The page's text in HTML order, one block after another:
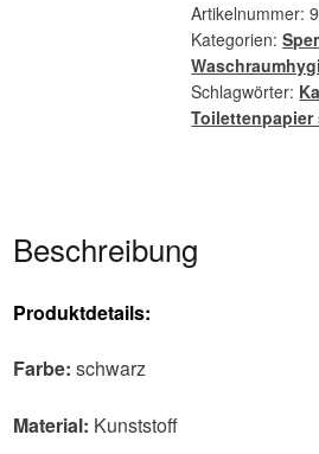
Artikelnummer:
Kategorien:
Schlagwörter:
Toilettenpapier
Beschreibung
Produktdetails:
Farbe: schwarz
Material: Kunststoff